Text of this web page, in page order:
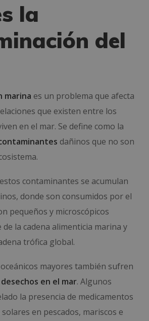
la
del
marina es un problema que afecta
que existen entre los
en el mar. Se define como la
dañinos que no son
contaminantes se acumulan
donde son consumidos por el
pequeños y microscópicos
la cadena alimenticia marina y
trófica global.
mayores también sufren
desechos en el mar. Algunos
la presencia de medicamentos
en pescados, mariscos e